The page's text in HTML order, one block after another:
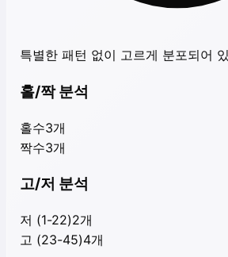
특별한 패턴 없이 고르게 분포되어
홀/짝 분석
홀수3개
짝수3개
고/저 분석
저 (1-22)2개
고 (23-45)4개